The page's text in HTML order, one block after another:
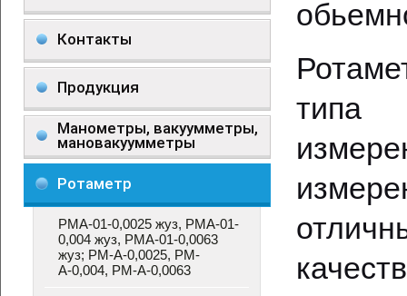
Контакты
Продукция
Манометры, вакуумметры,
мановакуумметры
Ротаметр
РМА-01-0,0025 жуз, РМА-01-
0,004 жуз, РМА-01-0,0063
жуз; РМ-А-0,0025, РМ-
А-0,004, РМ-А-0,0063
типа